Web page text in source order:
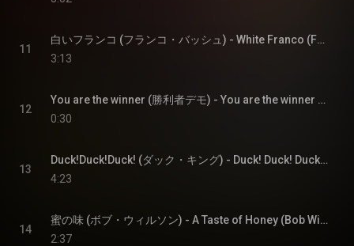
11
白いフランコ (フランコ・バッシュ) - White Franco (Franco Bash)
3:13
12
You are the winner (勝利者デモ) - You are the winner (Winner Demo)
0:30
13
Duck!Duck!Duck! (ダック・キング) - Duck! Duck! Duck! (Duck King)
4:23
14
蜜の味 (ボブ・ウィルソン) - A Taste of Honey (Bob Wilson)
2:37